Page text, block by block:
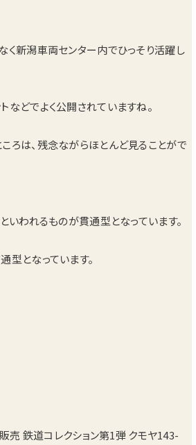
く新潟車両センター内でひっそり活躍し
などでよく公開されていますね。
ろは、残念ながらほとんど見ることがで
いわれるものが貫通型となっています。
型となっています。
売 鉄道コレクション第1弾 クモヤ143-